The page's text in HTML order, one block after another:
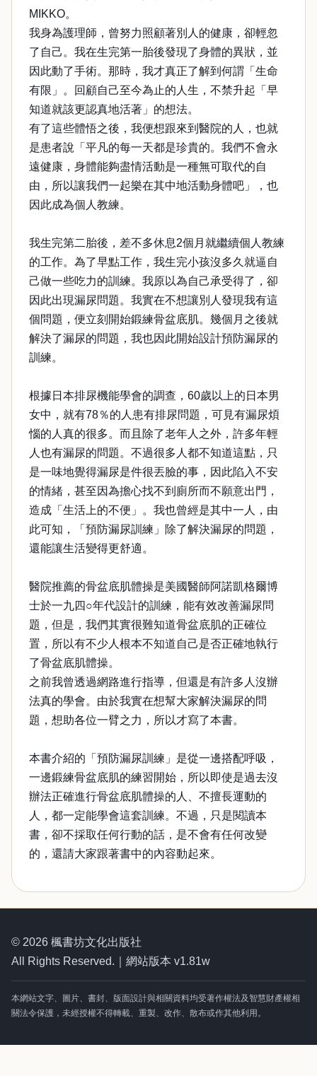
MIKKO。
我身為護理師，曾努力照顧著別人的健康，卻輕忽
了自己。我在生完第一胎後發現了身體的異狀，並
因此動了手術。那時，我才真正了解到何謂「生命
有限」。回顧自己至今為止的人生，不禁升起「早
知道就該更認真地活著」的想法。
有了這些體悟之後，我便想跟來到醫院的人，也就
是患者說「平凡的每一天都是珍貴的。我們不會永
遠健康，身體能夠盡情活動是一種無可取代的自
由，所以讓我們一起樂在其中地活動身體吧」，也
因此成為個人教練。
我生完第二胎後，差不多休息2個月就繼續個人教練
的工作。為了早點工作，我生完小孩沒多久就逼自
己做一些吃力的訓練。我原以為自己承受得了，卻
因此出現漏尿問題。我實在不想讓別人發現我有這
個問題，便立刻開始鍛練骨盆底肌。幾個月之後就
解決了漏尿的問題，我也因此開始設計預防漏尿的
訓練。
根據日本排尿機能學會的調查，60歲以上的日本男
女中，就有78％的人患有排尿問題，可見有漏尿煩
惱的人真的很多。而且除了老年人之外，許多年輕
人也有漏尿的問題。不過很多人都不知道這點，只
是一味地覺得漏尿是件很丟臉的事，因此陷入不安
的情緒，甚至因為擔心找不到廁所而不願意出門，
造成「生活上的不便」。我也曾經是其中一人，由
此可知，「預防漏尿訓練」除了解決漏尿的問題，
還能讓生活變得更舒適。
醫院推薦的骨盆底肌體操是美國醫師阿諾凱格爾博
士於一九四○年代設計的訓練，能有效改善漏尿問
題，但是，我們其實很難知道骨盆底肌的正確位
置，所以有不少人根本不知道自己是否正確地執行
了骨盆底肌體操。
之前我曾透過網路進行指導，但還是有許多人沒辦
法真的學會。由於我實在想幫大家解決漏尿的問
題，想助各位一臂之力，所以才寫了本書。
本書介紹的「預防漏尿訓練」是從一邊搭配呼吸，
一邊鍛練骨盆底肌的練習開始，所以即使是過去沒
辦法正確進行骨盆底肌體操的人、不擅長運動的
人，都一定能學會這套訓練。不過，只是閱讀本
書，卻不採取任何行動的話，是不會有任何改變
的，還請大家跟著書中的內容動起來。
© 2026 楓書坊文化出版社
All Rights Reserved.｜網站版本 v1.81w
本網站文字、圖片、書封、版面設計與相關資料均受著作權法及智慧財產權相
關法令保護，未經授權不得轉載、重製、改作、散布或作其他利用。